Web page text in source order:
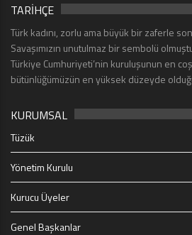
TARİHÇE
Türk kadını, zorlu ama büyük bir zaferle
Savaşımızın unutulmaz bir sembolü
Türkiye Cumhuriyeti’nin kuruluşunun en
bütünlüğümüzün en yüksek düzeyde
KURUMSAL
Tüzük
Yönetim Kurulu
Kurucu Üyeler
Genel Başkanlar